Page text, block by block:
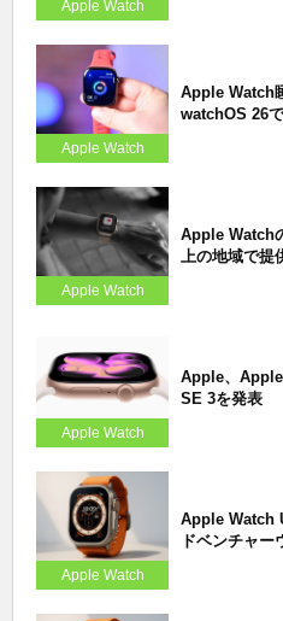
Apple Watch
Apple Watch
Apple Watch
watchOS 26
Apple Watch
Apple Watch
上の地域で提
Apple Watch
Apple、Apple
SE 3を発表
Apple Watch
Apple Watch
ドベンチャー